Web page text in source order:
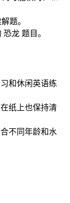
题。
龙 题目。
和休闲英语练
纸上也保持清
不同年龄和水